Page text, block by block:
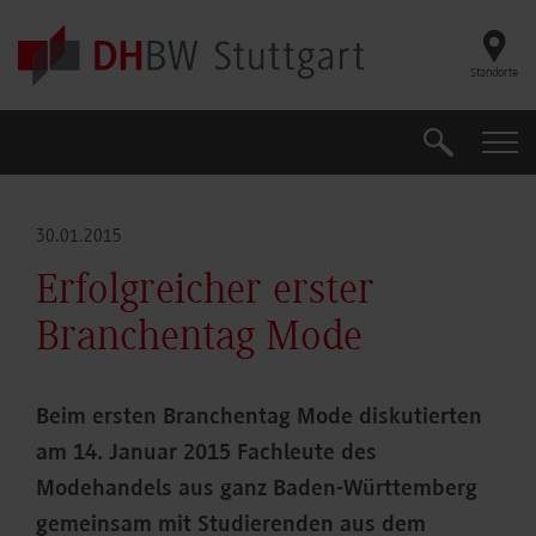
Skip to main content
Standorte
Suche
30.01.2015
Erfolgreicher erster
Branchentag Mode
Beim ersten Branchentag Mode diskutierten
am 14. Januar 2015 Fachleute des
Modehandels aus ganz Baden-Württemberg
gemeinsam mit Studierenden aus dem